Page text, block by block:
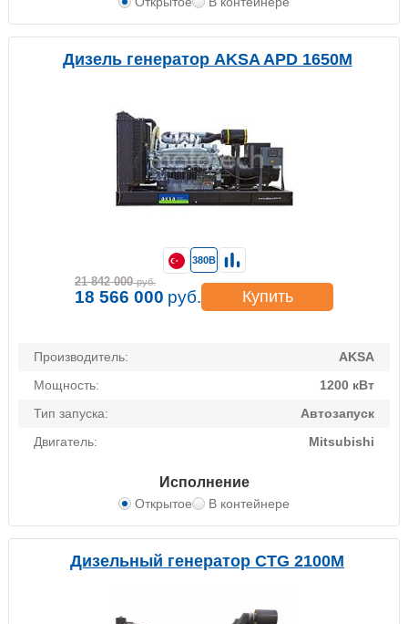
Дизель генератор AKSA APD 1650M
Производитель:
AKSA
Мощность:
1200 кВт
Тип запуска:
Автозапуск
Двигатель:
Mitsubishi
Исполнение
Открытое В контейнере
380В
21 842 000 руб.
18 566 000 руб. Купить
Дизельный генератор CTG 2100M